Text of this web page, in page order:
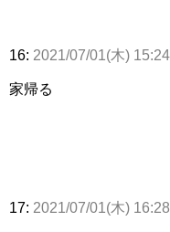
16: 2021/07/01(木)
家帰る
17: 2021/07/01(木)